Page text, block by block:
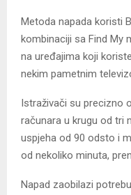
Metoda napada koristi
kombinaciji sa Find My
na uređajima koji
nekim pametnim
Istraživači su precizno
računara u krugu od tri
uspjeha od 90 odsto i
od nekoliko minuta,
Napad zaobilazi